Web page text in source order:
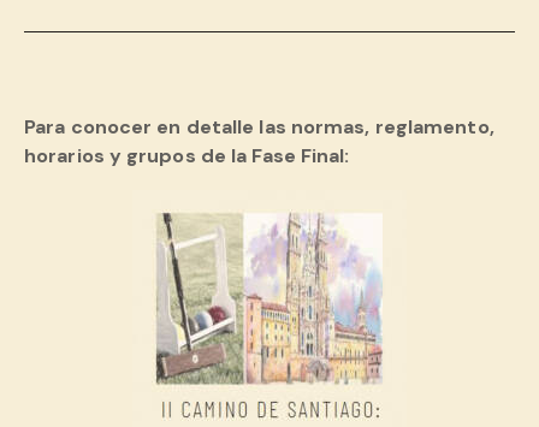
Para conocer en detalle las normas, reglamento,
horarios y grupos de la Fase Final: